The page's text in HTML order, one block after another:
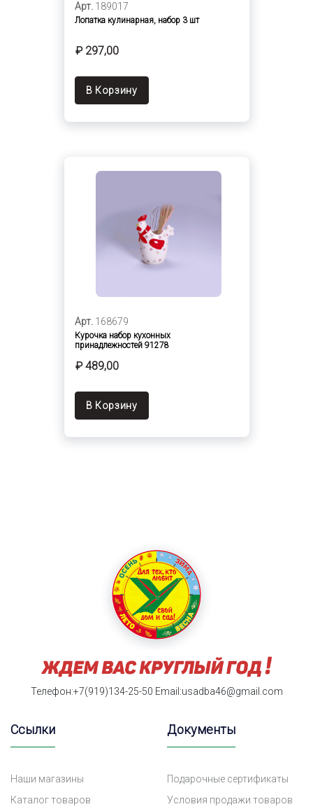
Арт. 189017
Лопатка кулинарная, набор 3 шт
₽ 297,00
В Корзину
Арт. 168679
Курочка набор кухонных
принадлежностей 91278
₽ 489,00
В Корзину
Телефон:+7(919)134-25-50 Email:usadba46@gmail.com
Ссылки
Наши магазины
Каталог товаров
Документы
Подарочные сертификаты
Условия продажи товаров